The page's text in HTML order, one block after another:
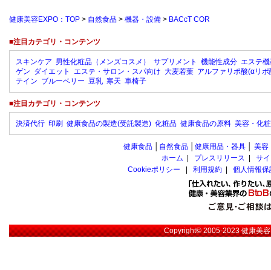
健康美容EXPO：TOP > 自然食品 > 機器・設備 > BACcT COR
■注目カテゴリ・コンテンツ
スキンケア 男性化粧品（メンズコスメ） サプリメント 機能性成分 エステ
ゲン ダイエット エステ・サロン・スパ向け 大麦若葉 アルファリポ酸(αリポ
テイン ブルーベリー 豆乳 寒天 車椅子
■注目カテゴリ・コンテンツ
決済代行 印刷 健康食品の製造(受託製造) 化粧品 健康食品の原料 美容・化
健康食品 自然食品 健康用品・器具 美容
ホーム
プレスリリース
サ
Cookieポリシー
利用規約 個人情報
Copyright© 2005-2023健康美